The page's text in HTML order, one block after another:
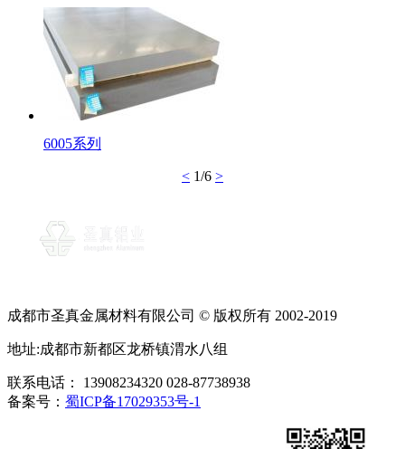
6005系列
< 1/6 >
成都市圣真金属材料有限公司 © 版权所有 2002-2019
地址:成都市新都区龙桥镇渭水八组
联系电话： 13908234320 028-87738938
备案号： 蜀ICP备17029353号-1